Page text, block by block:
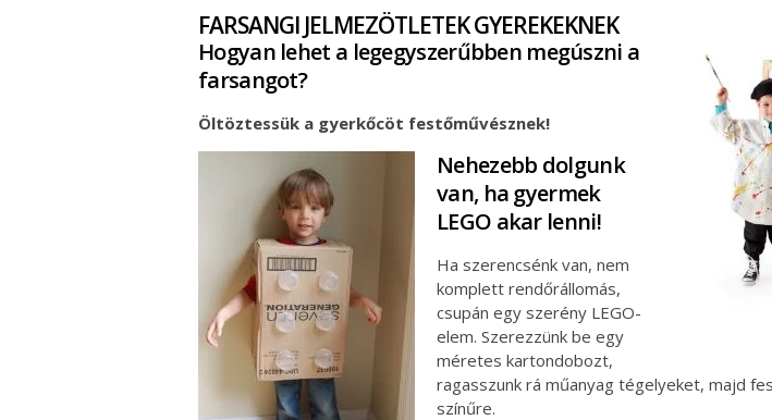
FARSANGI JELMEZÖTLETEK GYEREKEKNEK
Hogyan lehet a legegyszerűbben megúszni a
farsangot?
Öltöztessük a gyerkőcöt festőművésznek!
Nehezebb dolgunk
van, ha gyermek
LEGO akar lenni!
Ha szerencsénk van, nem
komplett rendőrállomás,
csupán egy szerény LEGO-
elem. Szerezzünk be egy
méretes kartondobozt,
ragasszunk rá műanyag tégelyeket, majd
színűre.